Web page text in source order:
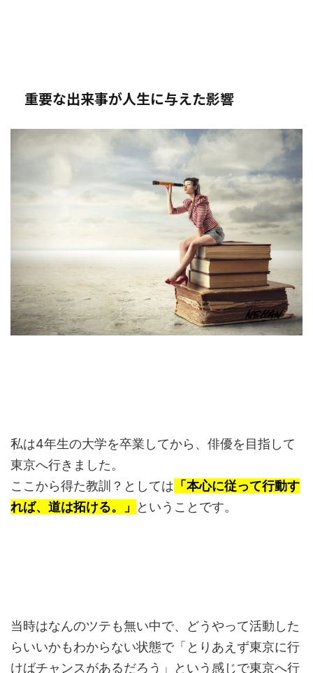
重要な出来事が人生に与えた影響
私は4年生の大学を卒業してから、俳優を目指して
東京へ行きました。
ここから得た教訓？としては 「本心に従って行動す
れば、道は拓ける。」
ということです。
当時はなんのツテも無い中で、どうやって活動した
らいいかもわからない状態で「とりあえず東京に行
けばチャンスがあるだろう」という感じで東京へ行